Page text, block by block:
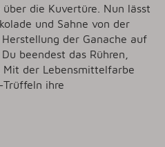
die Kuvertüre. Nun lässt
und Sahne von der
der Ganache auf
beendest das Rühren,
der Lebensmittelfarbe
ihre